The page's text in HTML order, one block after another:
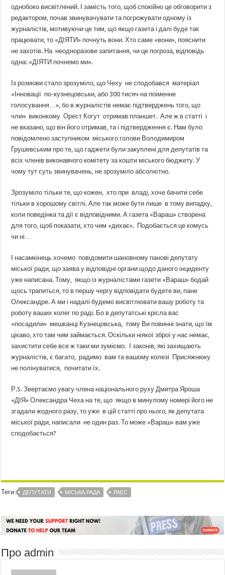
однобоко висвітлений. І замість того, щоб спокійно це обговорити з
редактором, почав звинувачувати та погрожувати одному із
журналістів, мотивуючи це тим, що якщо газета і далі буде так
працювати, то «ДІЯТИ» почнуть вони. Хто саме «вони», пояснити
не захотів. На неодноразове запитання, чи це погроза, відповідь
одна: «ДІЯТИ почнемо ми».
Із розмови стало зрозуміло, що Чеху не сподобався матеріал
«Інновації по-кузнецовськи, або 300 тисяч на поіменне
голосування…», бо в журналістів немає підтверджень того, що
член виконкому Орест Когут отримав планшет. Але ж в статті і
не вказано, що він його отримав, та і підтвердження є. Нам було
повідомлено заступником міського голови Володимиром
Грушевським про те, що гаджети були закуплені для депутатів та
всіх членів виконавчого комітету за кошти міського бюджету. У
чому тут суть звинувачень, не зрозуміло абсолютно.
Зрозуміло тільки те, що кожен, хто при владі, хоче бачити себе
тільки в хорошому світлі. Але так може бути лише в тому випадку,
коли поведінка та дії є відповідними. А газета «Вараш» створена
для того, щоб показати, хто чим «дихає». Подобається це комусь
чи ні…
І насамкінець хочемо повідомити шановному панові депутату
міської ради, що заява у відповідні органи щодо даного інциденту
уже написана. Тому, якщо із журналістами газети «Вараш» бодай
щось трапиться, то в першу чергу відповідати будете ви, пане
Олександре. А ми і надалі будемо висвітлювати вашу роботу та
роботу ваших колег по раді. Бо в депутатські крісла вас
«посадили» мешканці Кузнецовська, тому Ви повинні знати, що їм
цікаво, хто там чим займається. Оскільки ніякої зброї у нас немає,
захистити себе все ж таки ми зуміємо. І законів, які захищають
журналістів, є багато, радимо вам та вашому колезі Присяжнюку
не полінуватися, почитати їх.
Р.S. Звертаємо увагу члена національного руху Дмитра Яроша
«ДІЯ» Олександра Чеха на те, що якщо в минулому номері його не
згадали жодного разу, то уже в цій статті про нього, як депутата
міської ради, написали не один раз. То може «Вараш» вам уже
сподобається?
Теги ДЕПУТАТИ МІСЬКА РАДА РАЕС
Про admin